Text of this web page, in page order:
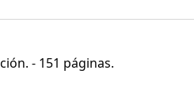
- 151 páginas.